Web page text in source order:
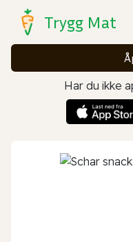
Trygg Mat
Har du ikke